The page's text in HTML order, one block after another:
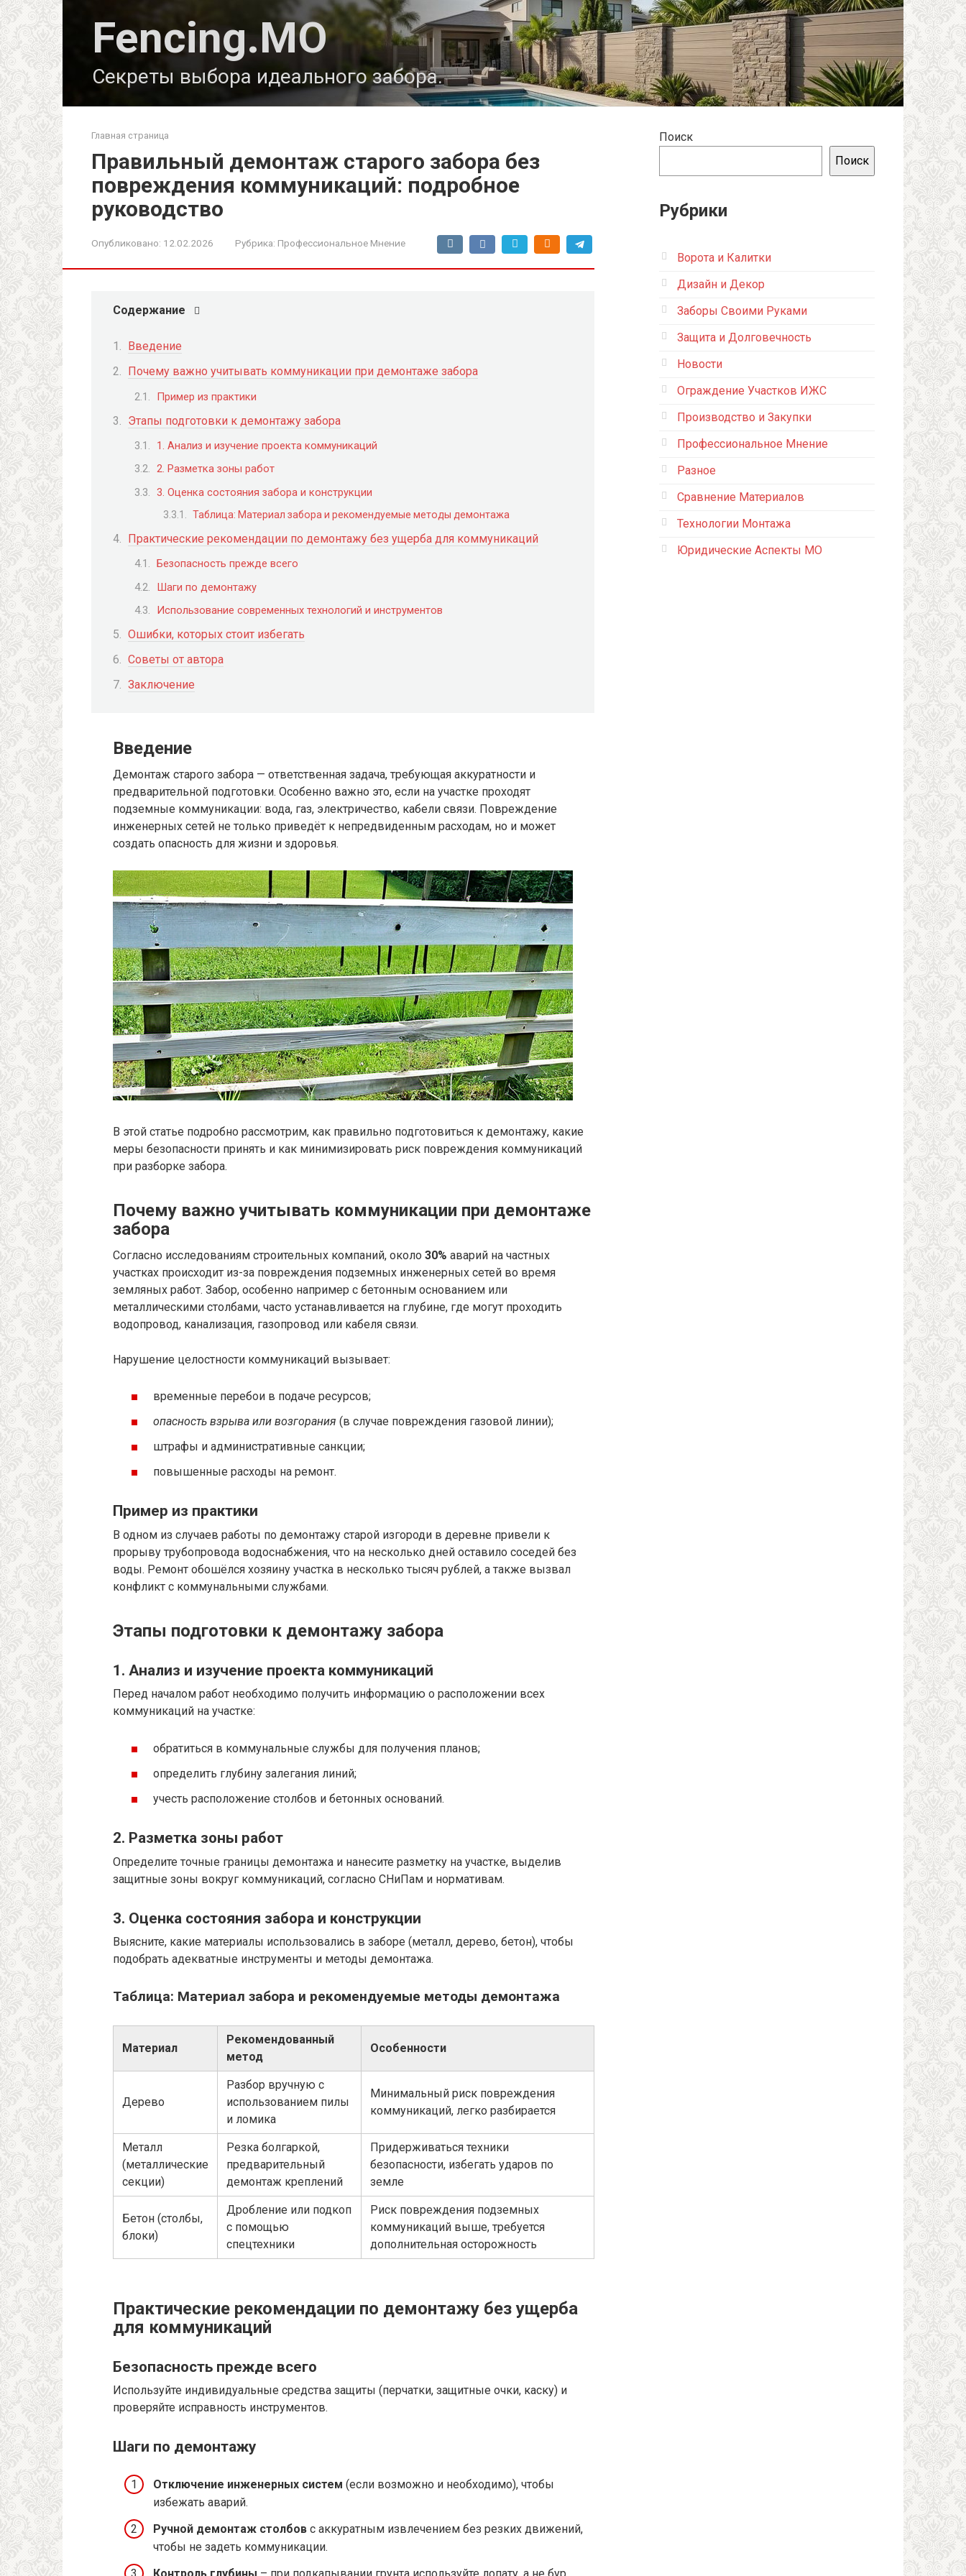
Fencing.МО
Секреты выбора идеального забора.
Главная страница
Правильный демонтаж старого забора без
повреждения коммуникаций: подробное
руководство
Опубликовано: 12.02.2026 Рубрика: Профессиональное Мнение
Содержание
Введение
Почему важно учитывать коммуникации при демонтаже забора
Пример из практики
Этапы подготовки к демонтажу забора
1. Анализ и изучение проекта коммуникаций
2. Разметка зоны работ
3. Оценка состояния забора и конструкции
Таблица: Материал забора и рекомендуемые методы демонтажа
Практические рекомендации по демонтажу без ущерба для коммуникаций
Безопасность прежде всего
Шаги по демонтажу
Использование современных технологий и инструментов
Ошибки, которых стоит избегать
Советы от автора
Заключение
Введение
Демонтаж старого забора — ответственная задача, требующая аккуратности и
предварительной подготовки. Особенно важно это, если на участке проходят
подземные коммуникации: вода, газ, электричество, кабели связи. Повреждение
инженерных сетей не только приведёт к непредвиденным расходам, но и может
создать опасность для жизни и здоровья.
В этой статье подробно рассмотрим, как правильно подготовиться к демонтажу, какие
меры безопасности принять и как минимизировать риск повреждения коммуникаций
при разборке забора.
Почему важно учитывать коммуникации при демонтаже
забора
Согласно исследованиям строительных компаний, около 30% аварий на частных
участках происходит из-за повреждения подземных инженерных сетей во время
земляных работ. Забор, особенно например с бетонным основанием или
металлическими столбами, часто устанавливается на глубине, где могут проходить
водопровод, канализация, газопровод или кабеля связи.
Нарушение целостности коммуникаций вызывает:
временные перебои в подаче ресурсов;
опасность взрыва или возгорания (в случае повреждения газовой линии);
штрафы и административные санкции;
повышенные расходы на ремонт.
Пример из практики
В одном из случаев работы по демонтажу старой изгороди в деревне привели к
прорыву трубопровода водоснабжения, что на несколько дней оставило соседей без
воды. Ремонт обошёлся хозяину участка в несколько тысяч рублей, а также вызвал
конфликт с коммунальными службами.
Этапы подготовки к демонтажу забора
1. Анализ и изучение проекта коммуникаций
Перед началом работ необходимо получить информацию о расположении всех
коммуникаций на участке:
обратиться в коммунальные службы для получения планов;
определить глубину залегания линий;
учесть расположение столбов и бетонных оснований.
2. Разметка зоны работ
Определите точные границы демонтажа и нанесите разметку на участке, выделив
защитные зоны вокруг коммуникаций, согласно СНиПам и нормативам.
3. Оценка состояния забора и конструкции
Выясните, какие материалы использовались в заборе (металл, дерево, бетон), чтобы
подобрать адекватные инструменты и методы демонтажа.
Таблица: Материал забора и рекомендуемые методы демонтажа
Материал
Рекомендованный
метод
Особенности
Дерево
Разбор вручную с
использованием пилы
и ломика
Минимальный риск повреждения
коммуникаций, легко разбирается
Металл
(металлические
секции)
Резка болгаркой,
предварительный
демонтаж креплений
Придерживаться техники
безопасности, избегать ударов по
земле
Бетон (столбы,
блоки)
Дробление или подкоп
с помощью
спецтехники
Риск повреждения подземных
коммуникаций выше, требуется
дополнительная осторожность
Практические рекомендации по демонтажу без ущерба
для коммуникаций
Безопасность прежде всего
Используйте индивидуальные средства защиты (перчатки, защитные очки, каску) и
проверяйте исправность инструментов.
Шаги по демонтажу
Отключение инженерных систем (если возможно и необходимо), чтобы
избежать аварий.
Ручной демонтаж столбов с аккуратным извлечением без резких движений,
чтобы не задеть коммуникации.
Поиск
Поиск
Рубрики
Ворота и Калитки
Дизайн и Декор
Заборы Своими Руками
Защита и Долговечность
Новости
Ограждение Участков ИЖС
Производство и Закупки
Профессиональное Мнение
Разное
Сравнение Материалов
Технологии Монтажа
Юридические Аспекты МО